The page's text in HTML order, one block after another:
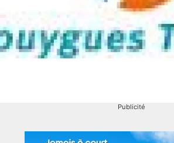
Publicité